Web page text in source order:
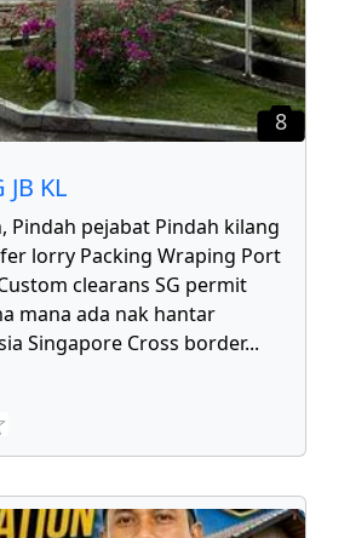
8
JB KL
Pindah pejabat Pindah kilang
lorry Packing Wraping Port
clearans SG permit
mana ada nak hantar
Singapore Cross border...